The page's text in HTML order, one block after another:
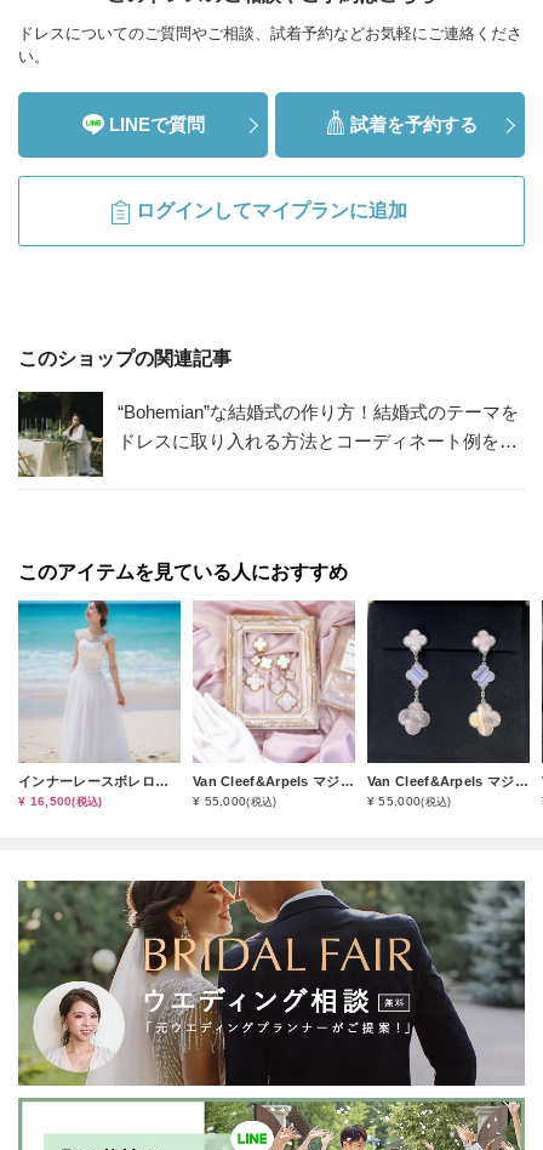
ドレスについてのご質問やご相談、試着予約などお気軽にご連絡くださ
い。
LINEで質問 試着を予約する
ログインしてマイプランに追加
このショップの関連記事
“Bohemian”な結婚式の作り方！結婚式のテーマを
ドレスに取り入れる方法とコーディネート例を解
このアイテムを見ている人におすすめ
インナーレースボレロ（オプション小物）
¥ 16,500(税込)
Van Cleef&Arpels マジックアルハンブラ４モチーフピアス（S-1レンタルコース）
¥ 55,000(税込)
Van Cleef&Arpels マジックアルハンブラ３モチーフピアス（S-2レンタルコース）
¥ 55,000(税込)